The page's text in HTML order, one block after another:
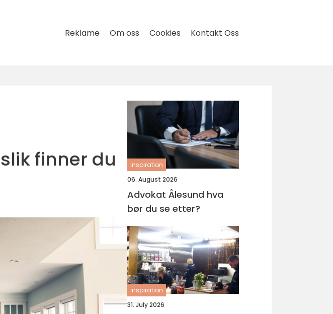
Reklame Om oss Cookies Kontakt Oss
finner du
inspiration
06. August 2026
Advokat Ålesund hva
bør du se etter?
inspiration
31. July 2026